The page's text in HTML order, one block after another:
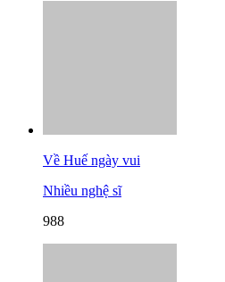
Về Huế ngày vui
Nhiều nghệ sĩ
988